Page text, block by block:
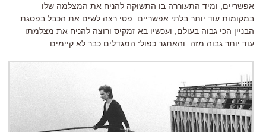
אפשריים, ומיד התעוררה בו התשוקה להניח את המצלמה שלו
במקומות עוד יותר בלתי אפשריים. פטי רצה לשים את הכבל בפסגת
הבניין הכי גבוה בעולם, ועכשיו בא זמקיס ורוצה להניח את מצלמתו
עוד יותר גבוה מזה. והאתגר כפול: המגדלים כבר לא קיימים.